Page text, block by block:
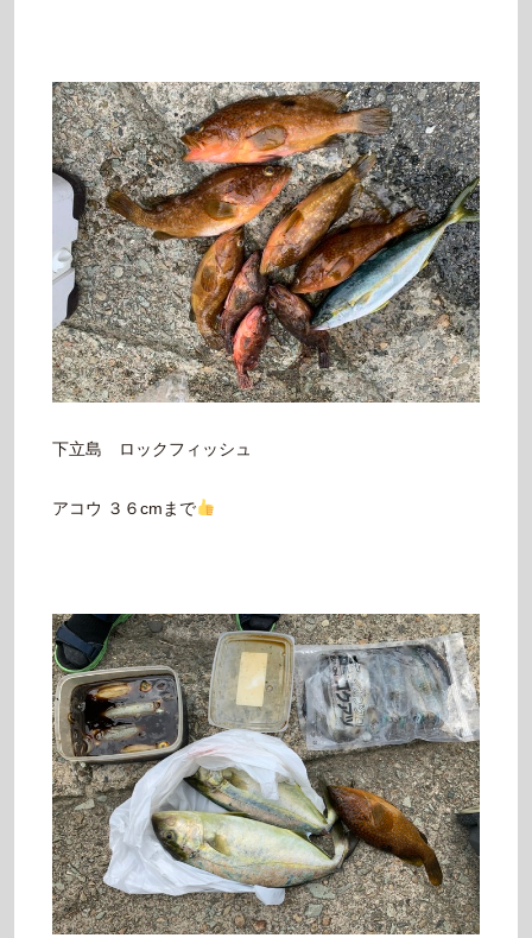
下立島 ロックフィッシュ
アコウ ３６cmまで